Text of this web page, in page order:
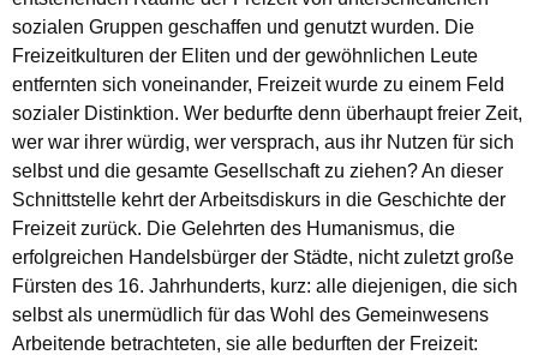
sozialen Gruppen geschaffen und genutzt wurden. Die
Freizeitkulturen der Eliten und der gewöhnlichen Leute
entfernten sich voneinander, Freizeit wurde zu einem Feld
sozialer Distinktion. Wer bedurfte denn überhaupt freier Zeit,
wer war ihrer würdig, wer versprach, aus ihr Nutzen für sich
selbst und die gesamte Gesellschaft zu ziehen? An dieser
Schnittstelle kehrt der Arbeitsdiskurs in die Geschichte der
Freizeit zurück. Die Gelehrten des Humanismus, die
erfolgreichen Handelsbürger der Städte, nicht zuletzt große
Fürsten des 16. Jahrhunderts, kurz: alle diejenigen, die sich
selbst als unermüdlich für das Wohl des Gemeinwesens
Arbeitende betrachteten, sie alle bedurften der Freizeit: